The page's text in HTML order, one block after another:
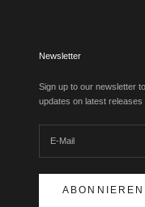
Newsletter
Sign up to our newsletter
updates on latest releases
ABONNIEREN